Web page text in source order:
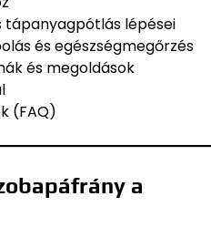
tápanyagpótlás lépései
és egészségmegőrzés
és megoldások
(FAQ)
a